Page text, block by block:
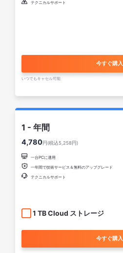
テクニカルサポート
今すぐ購入
いつでもキャセル可能
1 - 年間
4,780円(税込5,258円)
 一台PCに適用
 一年間で技術サービス＆無料のアップグレード
 テクニカルサポート
1 TB Cloud ストレージ
今すぐ購入